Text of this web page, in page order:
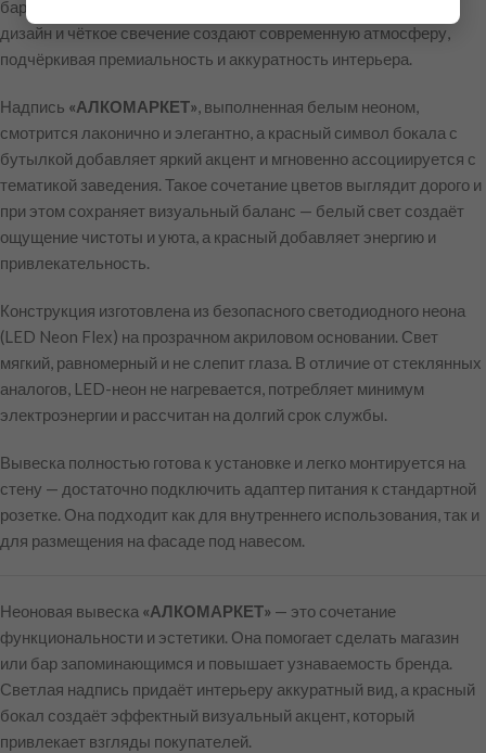
бара, винного бутика или дегустационного зала. Её изящный
дизайн и чёткое свечение создают современную атмосферу,
подчёркивая премиальность и аккуратность интерьера.
Надпись «АЛКОМАРКЕТ», выполненная белым неоном,
смотрится лаконично и элегантно, а красный символ бокала с
бутылкой добавляет яркий акцент и мгновенно ассоциируется с
тематикой заведения. Такое сочетание цветов выглядит дорого и
при этом сохраняет визуальный баланс — белый свет создаёт
ощущение чистоты и уюта, а красный добавляет энергию и
привлекательность.
Конструкция изготовлена из безопасного светодиодного неона
(LED Neon Flex) на прозрачном акриловом основании. Свет
мягкий, равномерный и не слепит глаза. В отличие от стеклянных
аналогов, LED-неон не нагревается, потребляет минимум
электроэнергии и рассчитан на долгий срок службы.
Вывеска полностью готова к установке и легко монтируется на
стену — достаточно подключить адаптер питания к стандартной
розетке. Она подходит как для внутреннего использования, так и
для размещения на фасаде под навесом.
Неоновая вывеска «АЛКОМАРКЕТ» — это сочетание
функциональности и эстетики. Она помогает сделать магазин
или бар запоминающимся и повышает узнаваемость бренда.
Светлая надпись придаёт интерьеру аккуратный вид, а красный
бокал создаёт эффектный визуальный акцент, который
привлекает взгляды покупателей.